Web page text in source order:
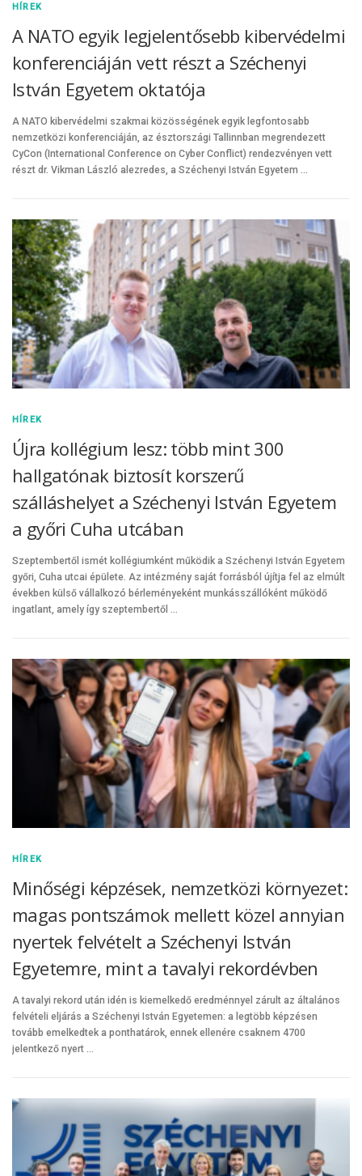
HÍREK
A NATO egyik legjelentősebb kibervédelmi
konferenciáján vett részt a Széchenyi
István Egyetem oktatója
A NATO kibervédelmi szakmai közösségének egyik legfontosabb
nemzetközi konferenciáján, az észtországi Tallinnban megrendezett
CyCon (International Conference on Cyber Conflict) rendezvényen vett
részt dr. Vikman László alezredes, a Széchenyi István Egyetem …
HÍREK
Újra kollégium lesz: több mint 300
hallgatónak biztosít korszerű
szálláshelyet a Széchenyi István Egyetem
a győri Cuha utcában
Szeptembertől ismét kollégiumként működik a Széchenyi István Egyetem
győri, Cuha utcai épülete. Az intézmény saját forrásból újítja fel az elmúlt
években külső vállalkozó bérleményeként munkásszállóként működő
ingatlant, amely így szeptembertől …
HÍREK
Minőségi képzések, nemzetközi környezet:
magas pontszámok mellett közel annyian
nyertek felvételt a Széchenyi István
Egyetemre, mint a tavalyi rekordévben
A tavalyi rekord után idén is kiemelkedő eredménnyel zárult az általános
felvételi eljárás a Széchenyi István Egyetemen: a legtöbb képzésen
tovább emelkedtek a ponthatárok, ennek ellenére csaknem 4700
jelentkező nyert …